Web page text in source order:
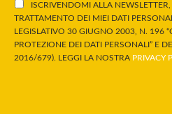
ISCRIVENDOMI ALLA
TRATTAMENTO DEI MIEI DATI
LEGISLATIVO 30 GIUGNO 2003, N. 196
PROTEZIONE DEI DATI PERSONALI” E
2016/679). LEGGI LA NOSTRA PRIVACY